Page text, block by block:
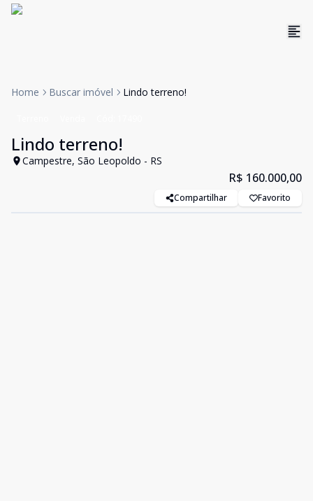
Home Buscar imóvel Lindo terreno!
Lindo terreno!
Campestre, São Leopoldo - RS
R$ 160.000,00
Compartilhar Favorito